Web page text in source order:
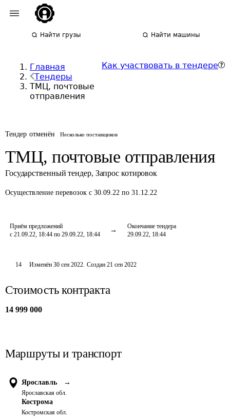
Найти грузы Найти машины
Главная
Тендеры
ТМЦ, почтовые
отправления
Как участвовать в тендере
Тендер отменён Несколько поставщиков
ТМЦ, почтовые отправления
Государственный тендер, Запрос котировок
Осуществление перевозок с 30.09.22 по 31.12.22
Приём предложений
с 21.09.22, 18:44 по 29.09.22, 18:44
Окончание тендера
29.09.22, 18:44
14 Изменён30 сен 2022. Создан 21 сен 2022
Стоимость контракта
14 999 000
Маршруты и транспорт
Ярославль →
Ярославская обл.
Кострома
Костромская обл.